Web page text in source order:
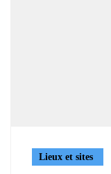
Lieux et sites